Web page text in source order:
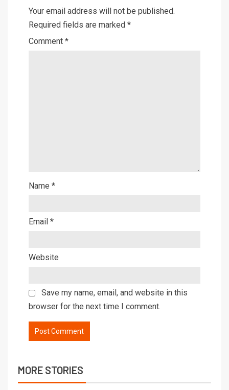
Your email address will not be published.
Required fields are marked *
Comment *
Name *
Email *
Website
Save my name, email, and website in this
browser for the next time I comment.
MORE STORIES